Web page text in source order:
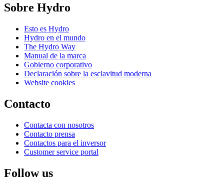
Sobre Hydro
Esto es Hydro
Hydro en el mundo
The Hydro Way
Manual de la marca
Gobierno corporativo
Declaración sobre la esclavitud moderna
Website cookies
Contacto
Contacta con nosotros
Contacto prensa
Contactos para el inversor
Customer service portal
Follow us